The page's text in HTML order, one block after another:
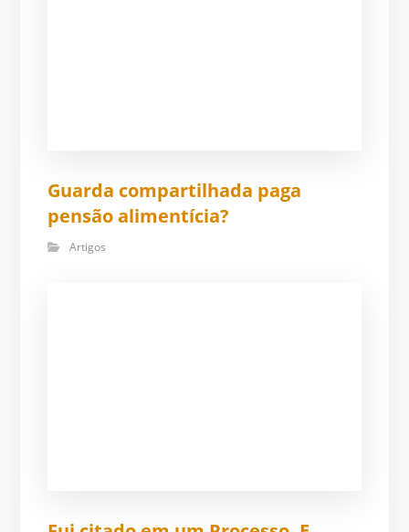
Guarda compartilhada paga
pensão alimentícia?
Artigos